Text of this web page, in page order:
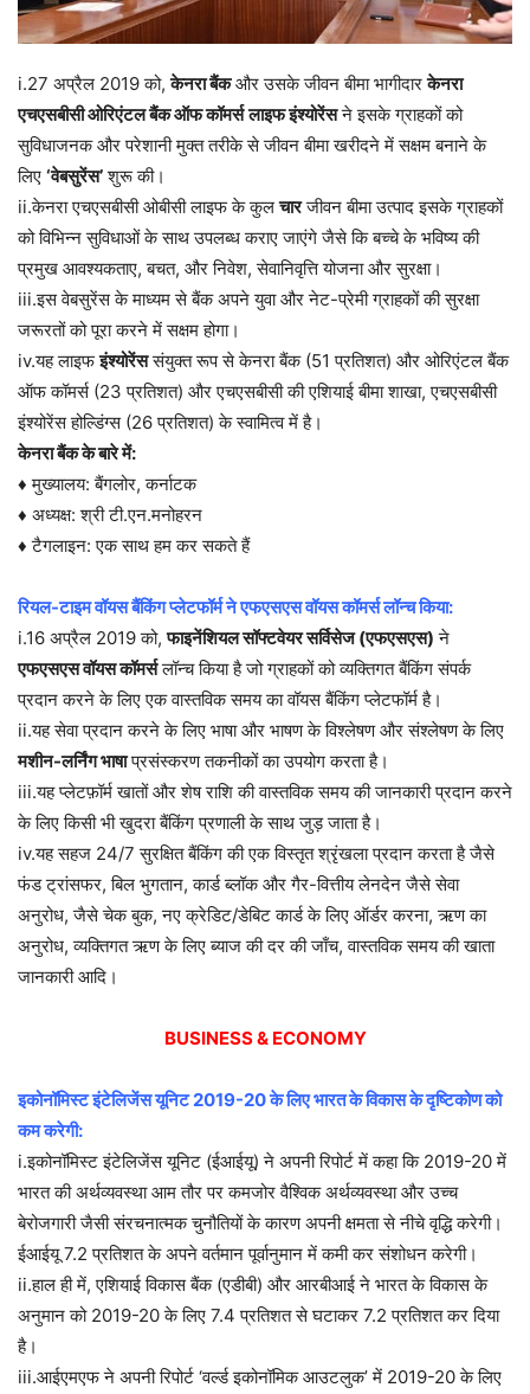
i.27 अप्रैल 2019 को,केनरा बैंकऔर उसके जीवन बीमा भागीदारकेनरा
एचएसबीसी ओरिएंटल बैंक ऑफ कॉमर्स लाइफ इंश्योरेंसने इसके ग्राहकों को
सुविधाजनक और परेशानी मुक्त तरीके से जीवन बीमा खरीदने में सक्षम बनाने के
लिए ‘वेबसुरेंस’शुरू की।
ii.केनरा एचएसबीसी ओबीसी लाइफ के कुलचारजीवन बीमा उत्पाद इसके ग्राहकों
को विभिन्न सुविधाओं के साथ उपलब्ध कराए जाएंगे जैसे कि बच्चे के भविष्य की
प्रमुख आवश्यकताए, बचत, और निवेश, सेवानिवृत्ति योजना और सुरक्षा।
iii.इस वेबसुरेंस के माध्यम से बैंक अपने युवा और नेट-प्रेमी ग्राहकों की सुरक्षा
जरूरतों को पूरा करने में सक्षम होगा।
iv.यह लाइफइंश्योरेंससंयुक्त रूप से केनरा बैंक (51 प्रतिशत) और ओरिएंटल बैंक
ऑफ कॉमर्स (23 प्रतिशत) और एचएसबीसी की एशियाई बीमा शाखा, एचएसबीसी
इंश्योरेंस होल्डिंग्स (26 प्रतिशत) के स्वामित्व में है।
केनरा बैंक के बारे में:
♦ मुख्यालय: बैंगलोर, कर्नाटक
♦ अध्यक्ष: श्री टी.एन.मनोहरन
♦ टैगलाइन: एक साथ हम कर सकते हैं
रियल-टाइम वॉयस बैंकिंग प्लेटफॉर्म ने एफएसएस वॉयस कॉमर्स लॉन्च किया:
i.16 अप्रैल 2019 को,फाइनेंशियल सॉफ्टवेयर सर्विसेज (एफएसएस) ने
एफएसएस वॉयस कॉमर्सलॉन्च किया है जो ग्राहकों को व्यक्तिगत बैंकिंग संपर्क
प्रदान करने के लिए एक वास्तविक समय का वॉयस बैंकिंग प्लेटफॉर्म है।
ii.यह सेवा प्रदान करने के लिए भाषा और भाषण के विश्लेषण और संश्लेषण के लिए
मशीन-लर्निंग भाषाप्रसंस्करण तकनीकों का उपयोग करता है।
iii.यह प्लेटफ़ॉर्म खातों और शेष राशि की वास्तविक समय की जानकारी प्रदान करने
के लिए किसी भी खुदरा बैंकिंग प्रणाली के साथ जुड़ जाता है।
iv.यह सहज 24/7 सुरक्षित बैंकिंग की एक विस्तृत श्रृंखला प्रदान करता है जैसे
फंड ट्रांसफर, बिल भुगतान, कार्ड ब्लॉक और गैर-वित्तीय लेनदेन जैसे सेवा
अनुरोध, जैसे चेक बुक, नए क्रेडिट/डेबिट कार्ड के लिए ऑर्डर करना, ऋण का
अनुरोध, व्यक्तिगत ऋण के लिए ब्याज की दर की जाँच, वास्तविक समय की खाता
जानकारी आदि।
BUSINESS & ECONOMY
इकोनॉमिस्ट इंटेलिजेंस यूनिट 2019-20 के लिए भारत के विकास के दृष्टिकोण को
कम करेगी:
i.इकोनॉमिस्ट इंटेलिजेंस यूनिट (ईआईयू) ने अपनी रिपोर्ट में कहा कि 2019-20 में
भारत की अर्थव्यवस्था आम तौर पर कमजोर वैश्विक अर्थव्यवस्था और उच्च
बेरोजगारी जैसी संरचनात्मक चुनौतियों के कारण अपनी क्षमता से नीचे वृद्धि करेगी।
ईआईयू 7.2 प्रतिशत के अपने वर्तमान पूर्वानुमान में कमी कर संशोधन करेगी।
ii.हाल ही में, एशियाई विकास बैंक (एडीबी) और आरबीआई ने भारत के विकास के
अनुमान को 2019-20 के लिए 7.4 प्रतिशत से घटाकर 7.2 प्रतिशत कर दिया
है।
iii.आईएमएफ ने अपनी रिपोर्ट ‘वर्ल्ड इकोनॉमिक आउटलुक’ में 2019-20 के लिए